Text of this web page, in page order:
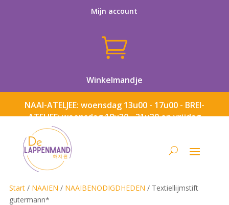
Mijn account

Winkelmandje
NAAI-ATELJEE: woensdag 13u00 - 17u00 - BREI-
ATELJEE: woensdag 18u30 - 21u30 en vrijdag
Start/ NAAIEN / NAAIBENODIGDHEDEN / Textiellijmstift
gutermann*